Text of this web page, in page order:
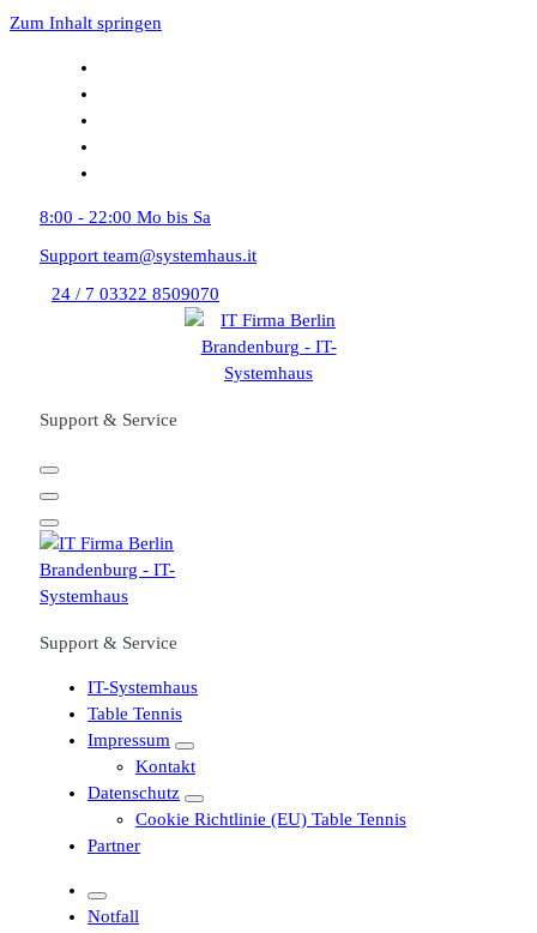
Zum Inhalt springen
8:00 - 22:00 Mo bis Sa
Support team@systemhaus.it
24 / 7 03322 8509070
Support & Service
Support & Service
IT-Systemhaus
Table Tennis
Impressum
Kontakt
Datenschutz
Cookie Richtlinie (EU) Table Tennis
Partner
Notfall